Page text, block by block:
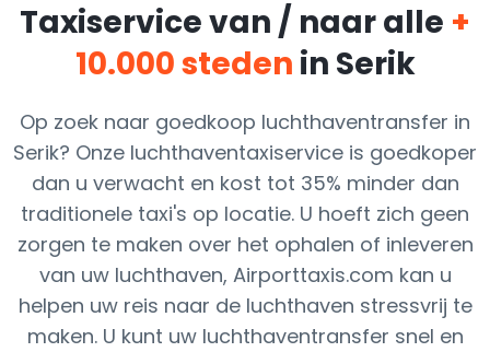
Taxiservice van / naar alle +
10.000 steden in Serik
Op zoek naar goedkoop luchthaventransfer in
Serik? Onze luchthaventaxiservice is goedkoper
dan u verwacht en kost tot 35% minder dan
traditionele taxi's op locatie. U hoeft zich geen
zorgen te maken over het ophalen of inleveren
van uw luchthaven, Airporttaxis.com kan u
helpen uw reis naar de luchthaven stressvrij te
maken. U kunt uw luchthaventransfer snel en